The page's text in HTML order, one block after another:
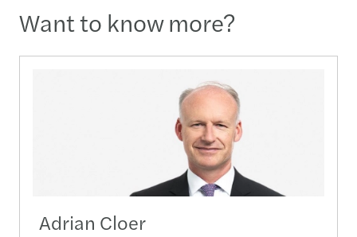
Want to know more?
Adrian Cloer